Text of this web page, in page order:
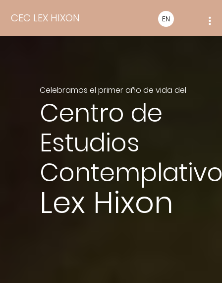
CEC LEX HIXON EN
Celebramos el primer año de vida del
Centro de
Estudios
Lex Hixon